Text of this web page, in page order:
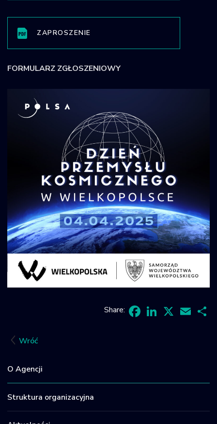
Wróć
O Agencji
Struktura organizacyjna
ZAPROSZENIE
FORMULARZ ZGŁOSZENIOWY
Share: